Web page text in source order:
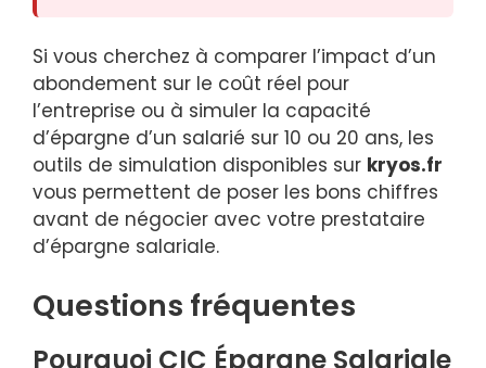
Si vous cherchez à comparer l’impact d’un
abondement sur le coût réel pour
l’entreprise ou à simuler la capacité
d’épargne d’un salarié sur 10 ou 20 ans, les
outils de simulation disponibles sur kryos.fr
vous permettent de poser les bons chiffres
avant de négocier avec votre prestataire
d’épargne salariale.
Questions fréquentes
Pourquoi CIC Épargne Salariale